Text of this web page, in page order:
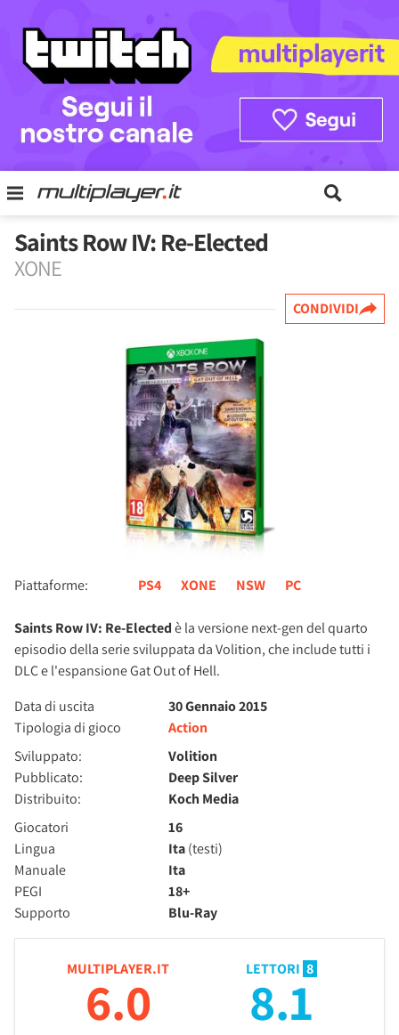
Saints Row IV: Re-Elected
XONE
CONDIVIDI
Piattaforme: PS4 XONE NSW PC
Saints Row IV: Re-Electedè la versione next-gen del quarto
episodio della serie sviluppata da Volition, che include tutti i
DLC e l'espansione Gat Out of Hell.
Data di uscita
30 Gennaio 2015
Tipologia di gioco
Action
Sviluppato:
Volition
Pubblicato:
Deep Silver
Distribuito:
Koch Media
Giocatori
16
Lingua
Ita(testi)
Manuale
Ita
PEGI
18+
Supporto
Blu-Ray
MULTIPLAYER.IT
6.0
LETTORI 8
8.1